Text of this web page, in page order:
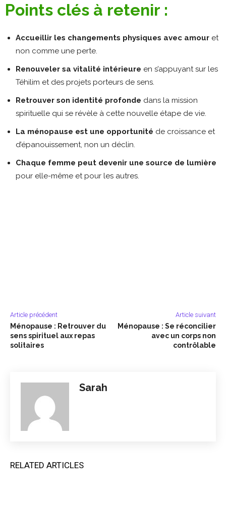
Points clés à retenir :
Accueillir les changements physiques avec amour et
non comme une perte.
Renouveler sa vitalité intérieure en s’appuyant sur les
Téhilim et des projets porteurs de sens.
Retrouver son identité profonde dans la mission
spirituelle qui se révèle à cette nouvelle étape de vie.
La ménopause est une opportunité de croissance et
d’épanouissement, non un déclin.
Chaque femme peut devenir une source de lumière
pour elle-même et pour les autres.
Article précédent
Ménopause : Retrouver du
sens spirituel aux repas
solitaires
Article suivant
Ménopause : Se réconcilier
avec un corps non
contrôlable
Sarah
RELATED ARTICLES